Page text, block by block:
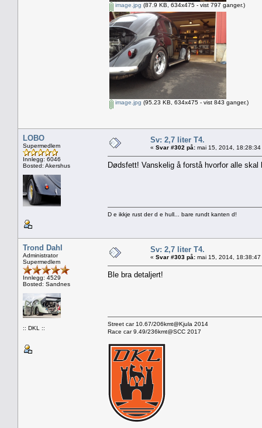
image.jpg (87.9 KB, 634x475 - vist 797 ganger.)
image.jpg (95.23 KB, 634x475 - vist 843 ganger.)
LOBO
Supermedlem
Innlegg: 6046
Bosted: Akershus
Sv: 2,7 liter T4.
« Svar #302 på: mai 15, 2014, 18:28:34
Dødsfett! Vanskelig å forstå hvorfor alle
D e ikkje rust der d e hull... bare rundt kanten d!
Trond Dahl
Administrator
Supermedlem
Innlegg: 4529
Bosted: Sandnes
:: DKL ::
Sv: 2,7 liter T4.
« Svar #303 på: mai 15, 2014, 18:38:47
Ble bra detaljert!
Street car 10.67/206kmt@Kjula 2014
Race car 9.49/236kmt@SCC 2017